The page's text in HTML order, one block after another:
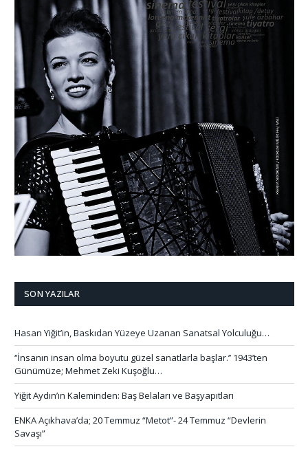
SON YAZILAR
Hasan Yiğit’in, Baskıdan Yüzeye Uzanan Sanatsal Yolculuğu…
‘’İnsanın insan olma boyutu güzel sanatlarla başlar.’’ 1943’ten
Günümüze; Mehmet Zeki Kuşoğlu…
Yiğit Aydın’ın Kaleminden: Baş Belaları ve Başyapıtları
ENKA Açıkhava’da; 20 Temmuz “Metot”- 24 Temmuz “Devlerin
Savaşı”